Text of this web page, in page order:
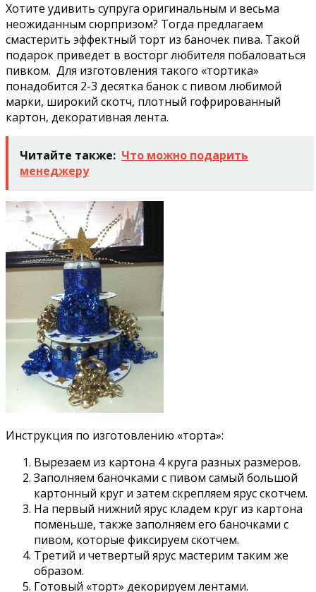
Хотите удивить супруга оригинальным и весьма
неожиданным сюрпризом? Тогда предлагаем
смастерить эффектный торт из баночек пива. Такой
подарок приведет в восторг любителя побаловаться
пивком. Для изготовления такого «тортика»
понадобится 2-3 десятка банок с пивом любимой
марки, широкий скотч, плотный гофрированный
картон, декоративная лента.
Читайте также: Что можно подарить
менеджеру
Инструкция по изготовлению «торта»:
Вырезаем из картона 4 круга разных размеров.
Заполняем баночками с пивом самый большой
картонный круг и затем скрепляем ярус скотчем.
На первый нижний ярус кладем круг из картона
поменьше, также заполняем его баночками с
пивом, которые фиксируем скотчем.
Третий и четвертый ярус мастерим таким же
образом.
Готовый «торт» декорируем лентами.